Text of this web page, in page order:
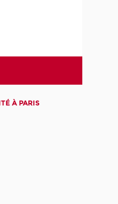
À PARIS